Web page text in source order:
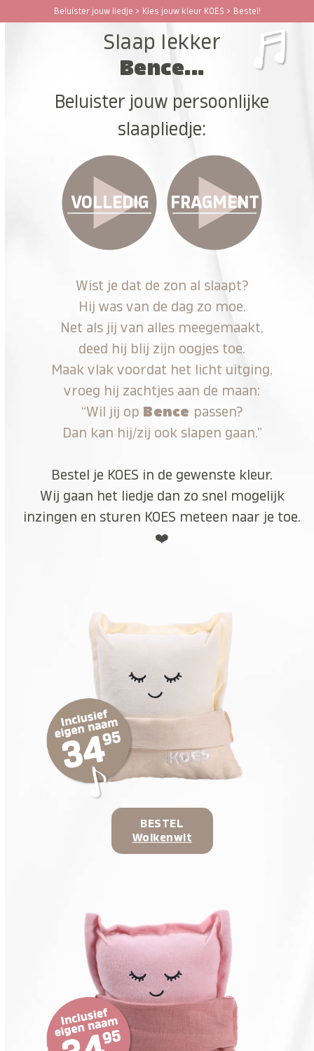
Beluister jouw liedje > Kies jouw kleur KOES > Bestel!
Open
Close
Slaap lekker
Bence...
Beluister jouw persoonlijke
slaapliedje:
VOLLEDIG FRAGMENT
Wist je dat de zon al slaapt?
Hij was van de dag zo moe.
Net als jij van alles meegemaakt,
deed hij blij zijn oogjes toe.
Maak vlak voordat het licht uitging,
vroeg hij zachtjes aan de maan:
“Wil jij op Bence passen?
Dan kan hij/zij ook slapen gaan.”
Bestel je KOES in de gewenste kleur.
Wij gaan het liedje dan zo snel mogelijk
inzingen en sturen KOES meteen naar je toe.
❤️
BESTEL
Wolkenwit